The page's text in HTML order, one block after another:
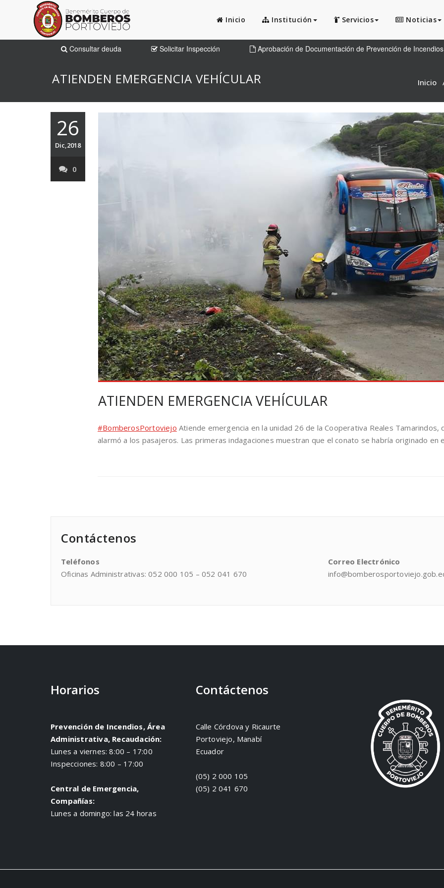
Inicio Institución Servicios Noticias
Consultar deuda Solicitar Inspección Aprobación de Documentación de Prevención de Incendios
ATIENDEN EMERGENCIA VEHÍCULAR Inicio
26
Dic,2018
0
ATIENDEN EMERGENCIA VEHÍCULAR
#BomberosPortoviejo Atiende emergencia en la unidad 26 de la Cooperativa Reales
alarmó a los pasajeros. Las primeras indagaciones muestran que el conato se habría originado en
Contáctenos
Teléfonos
Oficinas Administrativas: 052 000 105 – 052 041 670
Correo Electrónico
Horarios
Prevención de Incendios, Área
Administrativa, Recaudación:
Lunes a viernes: 8:00 – 17:00
Inspecciones: 8:00 – 17:00
Central de Emergencia,
Compañías:
Lunes a domingo: las 24 horas
Contáctenos
Calle Córdova y Ricaurte
Portoviejo, Manabí
Ecuador
(05) 2 000 105
(05) 2 041 670